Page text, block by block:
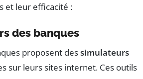
et leur efficacité :
des banques
proposent dessimulateurs
sur leurs sites internet. Ces outils